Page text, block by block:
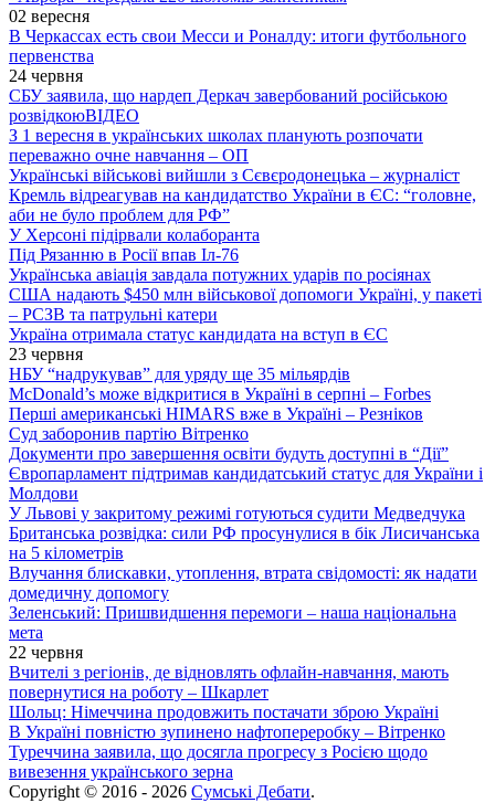
02 вересня
В Черкассах есть свои Месси и Роналду: итоги футбольного
первенства
24 червня
СБУ заявила, що нардеп Деркач завербований російською
розвідкоюВІДЕО
З 1 вересня в українських школах планують розпочати
переважно очне навчання – ОП
Українські військові вийшли з Сєвєродонецька – журналіст
Кремль відреагував на кандидатство України в ЄС: “головне,
аби не було проблем для РФ”
У Херсоні підірвали колаборанта
Під Рязанню в Росії впав Іл-76
Українська авіація завдала потужних ударів по росіянах
США надають $450 млн військової допомоги Україні, у пакеті
– РСЗВ та патрульні катери
Україна отримала статус кандидата на вступ в ЄС
23 червня
НБУ “надрукував” для уряду ще 35 мільярдів
McDonald’s може відкритися в Україні в серпні – Forbes
Перші американські HIMARS вже в Україні – Резніков
Суд заборонив партію Вітренко
Документи про завершення освіти будуть доступні в “Дії”
Європарламент підтримав кандидатський статус для України і
Молдови
У Львові у закритому режимі готуються судити Медведчука
Британська розвідка: сили РФ просунулися в бік Лисичанська
на 5 кілометрів
Влучання блискавки, утоплення, втрата свідомості: як надати
домедичну допомогу
Зеленський: Пришвидшення перемоги – наша національна
мета
22 червня
Вчителі з регіонів, де відновлять офлайн-навчання, мають
повернутися на роботу – Шкарлет
Шольц: Німеччина продовжить постачати зброю Україні
В Україні повністю зупинено нафтопереробку – Вітренко
Туреччина заявила, що досягла прогресу з Росією щодо
вивезення українського зерна
Copyright © 2016 - 2026 Сумські Дебати.